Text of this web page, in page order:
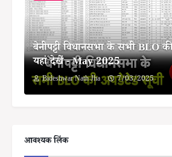
बेनीपट्टी विधानसभा के सभी BLO
यहां देखें - May 2025
Bideshwar Nath Jha 7/03/2025
आवश्यक लिंक